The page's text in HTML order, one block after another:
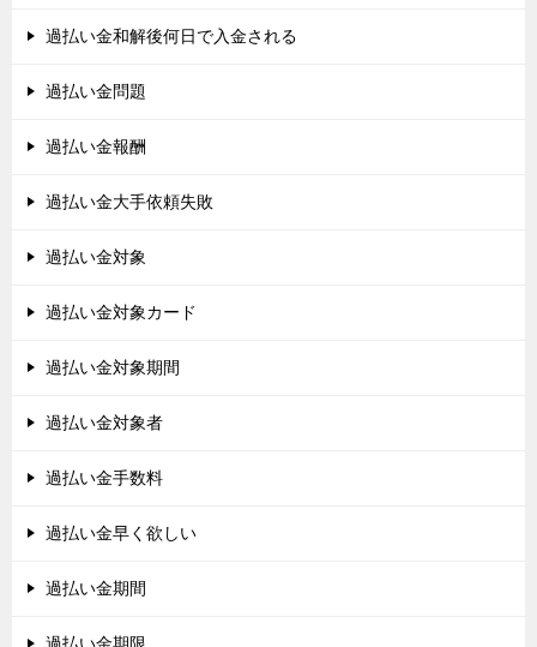
過払い金和解後何日で入金される
過払い金問題
過払い金報酬
過払い金大手依頼失敗
過払い金対象
過払い金対象カード
過払い金対象期間
過払い金対象者
過払い金手数料
過払い金早く欲しい
過払い金期間